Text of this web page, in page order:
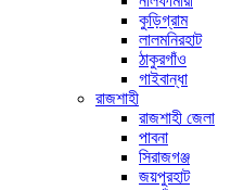
কুড়িগ্রাম
লালমনিরহাট
ঠাকুরগাঁও
গাইবান্ধা
রাজশাহী
রাজশাহী জেলা
পাবনা
সিরাজগঞ্জ
জয়পুরহাট